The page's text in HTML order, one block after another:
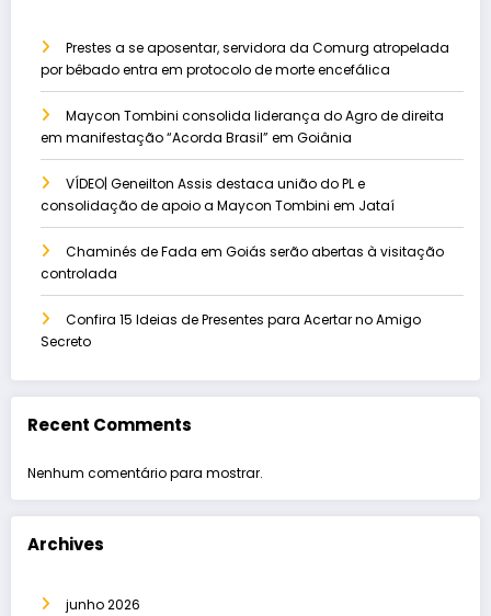
Prestes a se aposentar, servidora da Comurg atropelada
por bêbado entra em protocolo de morte encefálica
Maycon Tombini consolida liderança do Agro de direita
em manifestação “Acorda Brasil” em Goiânia
VÍDEO| Geneilton Assis destaca união do PL e
consolidação de apoio a Maycon Tombini em Jataí
Chaminés de Fada em Goiás serão abertas à visitação
controlada
Confira 15 Ideias de Presentes para Acertar no Amigo
Secreto
Recent Comments
Nenhum comentário para mostrar.
Archives
junho 2026